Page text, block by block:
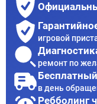
игровой
ремонт по
в день
Ребболинг